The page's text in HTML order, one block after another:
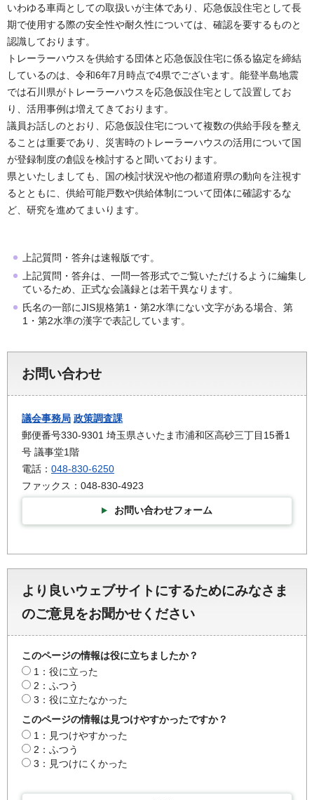
いわゆる車両としての取扱いが主体であり、応急仮設住宅として長
期で使用する際の安全性や耐久性については、確認を要するものと
認識しております。
トレーラーハウスを供給する団体と応急仮設住宅に係る協定を締結
しているのは、令和6年7月時点で4県でございます。能登半島地震
では石川県がトレーラーハウスを応急仮設住宅として設置してお
り、活用事例は増えてきております。
議員お話しのとおり、応急仮設住宅について複数の供給手段を整え
ることは重要であり、災害時のトレーラーハウスの活用について国
が登録制度の創設を検討すると聞いております。
県といたしましても、国の検討状況や他の都道府県の動向を注視す
るとともに、供給可能戸数や供給体制について団体に確認するな
ど、研究を進めてまいります。
上記質問・答弁は速報版です。
上記質問・答弁は、一問一答形式でご覧いただけるように編集し
ているため、正式な会議録とは若干異なります。
氏名の一部にJIS規格第1・第2水準にない文字がある場合、第
1・第2水準の漢字で表記しています。
お問い合わせ
議会事務局 政策調査課
郵便番号330-9301 埼玉県さいたま市浦和区高砂三丁目15番1
号 議事堂1階
電話： 048-830-6250
ファックス：048-830-4923
お問い合わせフォーム
より良いウェブサイトにするためにみなさま
のご意見をお聞かせください
このページの情報は役に立ちましたか？
1：役に立った
2：ふつう
3：役に立たなかった
このページの情報は見つけやすかったですか？
1：見つけやすかった
2：ふつう
3：見つけにくかった